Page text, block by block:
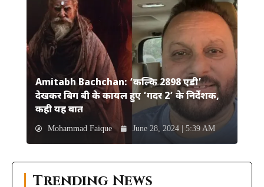
Amitabh Bachchan: ‘कल्कि 2898 एडी’
देखकर बिग बी के कायल हुए ‘गदर 2’ के निर्देशक,
कही यह बात
Mohammad Faique June 28, 2024 | 5:39 AM
Trending News